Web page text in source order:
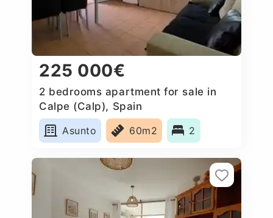
225 000€
2 bedrooms apartment for sale in
Calpe (Calp), Spain
Asunto
60m2 2